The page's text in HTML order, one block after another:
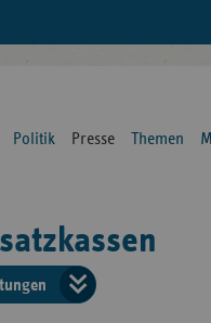
Politik Presse Themen